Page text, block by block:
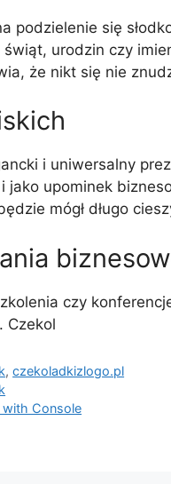
podzielenie się
urodzin czy
że nikt się nie
i uniwersalny
jako upominek
mógł długo
czy
Czekol
,czekoladkizlogo.pl
with Console